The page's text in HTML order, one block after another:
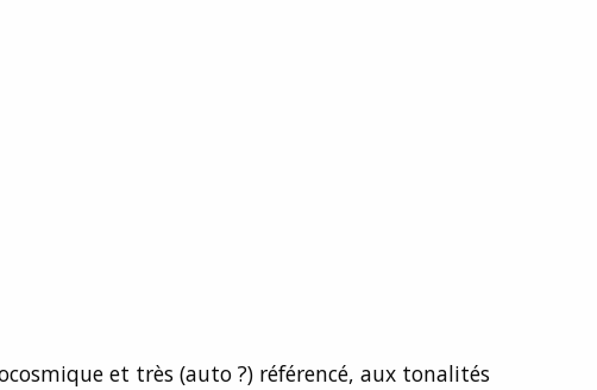
et très (auto ?) référencé, aux tonalités